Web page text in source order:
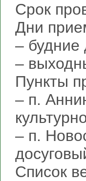
Срок
Дни
– будние
–
Пункты
– п.
– п.
Список